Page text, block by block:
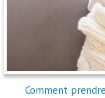
Comment